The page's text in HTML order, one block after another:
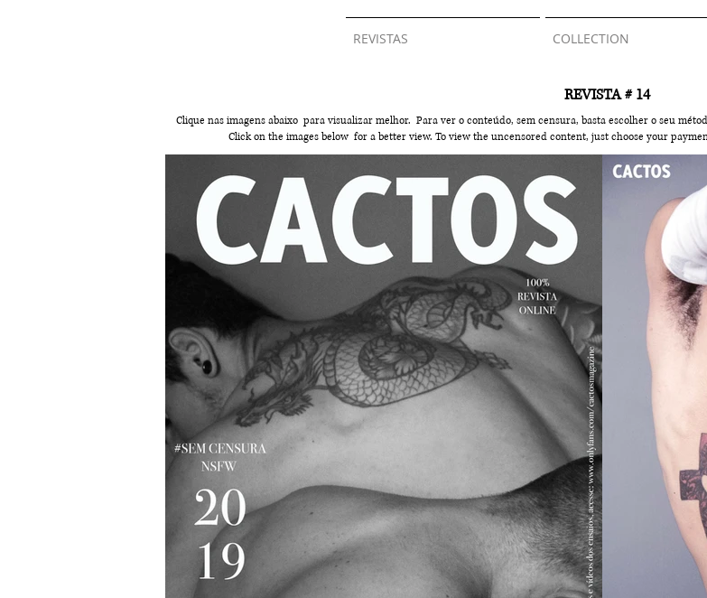
REVISTA # 14
Clique nas imagens abaixo para visualizar melhor. Para ver o conteúdo, sem censura, basta escolher o seu
Click on the images below for a better view. To view the uncensored content, just choose your
REVISTAS COLLECTION